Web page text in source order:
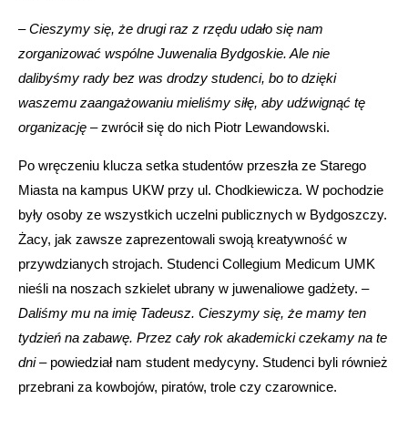
–Cieszymy się, że drugi raz z rzędu udało się nam
zorganizować wspólne Juwenalia Bydgoskie. Ale nie
dalibyśmy rady bez was drodzy studenci, bo to dzięki
waszemu zaangażowaniu mieliśmy siłę, aby udźwignąć tę
organizację – zwrócił się do nich Piotr Lewandowski.
Po wręczeniu klucza setka studentów przeszła ze Starego
Miasta na kampus UKW przy ul. Chodkiewicza. W pochodzie
były osoby ze wszystkich uczelni publicznych w Bydgoszczy.
Żacy, jak zawsze zaprezentowali swoją kreatywność w
przywdzianych strojach. Studenci Collegium Medicum UMK
nieśli na noszach szkielet ubrany w juwenaliowe gadżety. –
Daliśmy mu na imię Tadeusz. Cieszymy się, że mamy ten
tydzień na zabawę. Przez cały rok akademicki czekamy na te
dni– powiedział nam student medycyny. Studenci byli również
przebrani za kowbojów, piratów, trole czy czarownice.